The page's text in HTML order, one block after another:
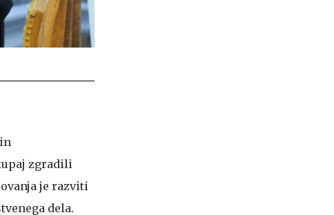
zgradili
je razviti
dela.